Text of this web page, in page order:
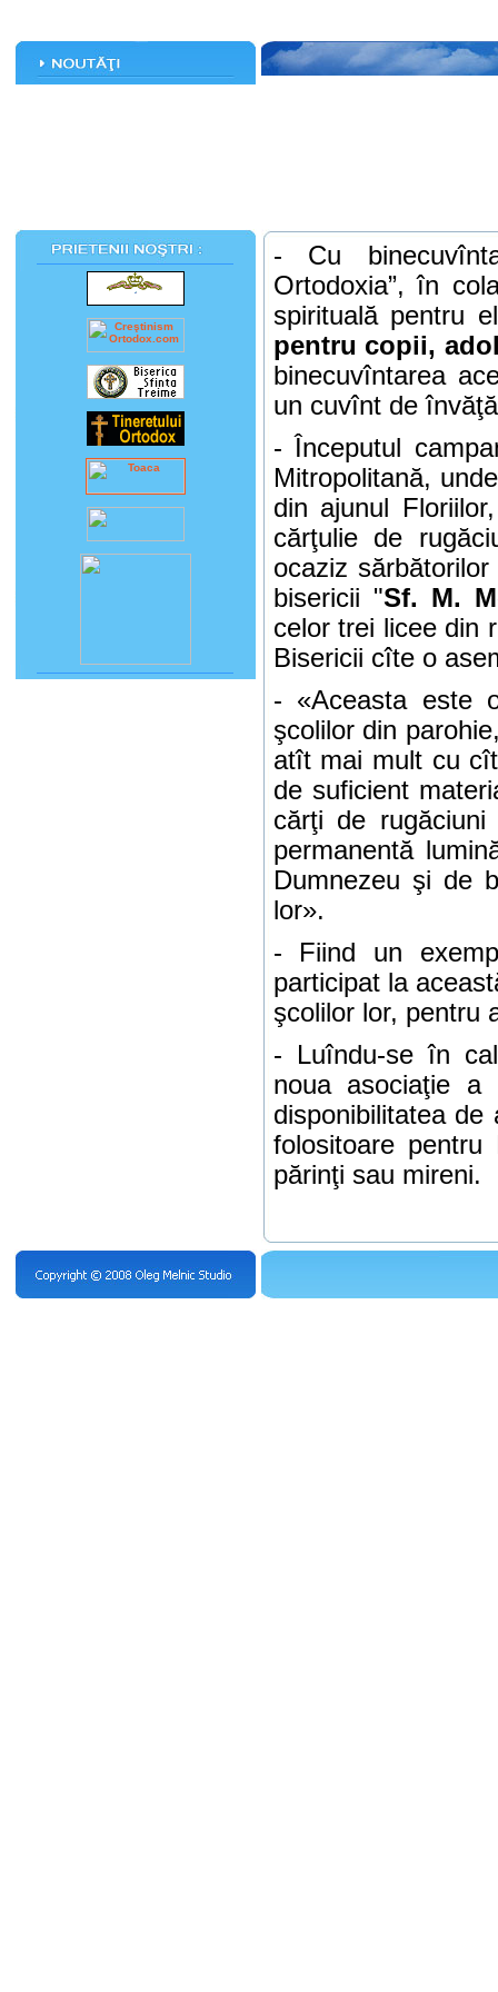
- Cu binecuvî
Ortodoxia”,în
spirituală pentru
pentru copii,
binecuvîntarea
un cuvînt deî
- Începutul
Mitropolitană,
din ajunul
cărţulie de
ocaziz
bisericii "Sf. M.
celor trei licee din
Bisericii cîte o
- «Aceasta este
şcolilor din
atît mai mult cu
de suficient
cărţi de rugăciuni
permanentă
Dumnezeu şi de
lor».
- Fiind un
participat la
şcolilor lor, pentru
- Luîndu-seîn
noua asociaţie a
disponibilitatea
folositoare pentru
părinţi sau mireni.